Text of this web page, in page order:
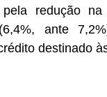
redução na
ante
destinado